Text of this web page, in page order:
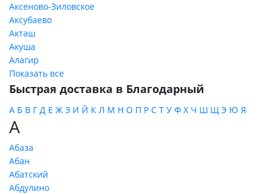
Аксеново-Зиловское
Аксубаево
Акташ
Акуша
Алагир
Показать все
Быстрая доставка в Благодарный
А Б В Г Д Е Ж З И Й К Л М Н О П Р С Т У Ф Х Ч Ш Щ Э Ю Я
А
Абаза
Абан
Абатский
Абдулино